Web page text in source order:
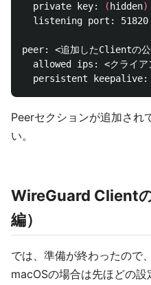
  private key:
( hidden)
  listening port: 51820
peer: <追加したClientの公
allowed ips: <クライア
Peerセクションが追加され
い。
WireGuard Client
編）
では、準備が終わったので
macOSの場合は先ほどの